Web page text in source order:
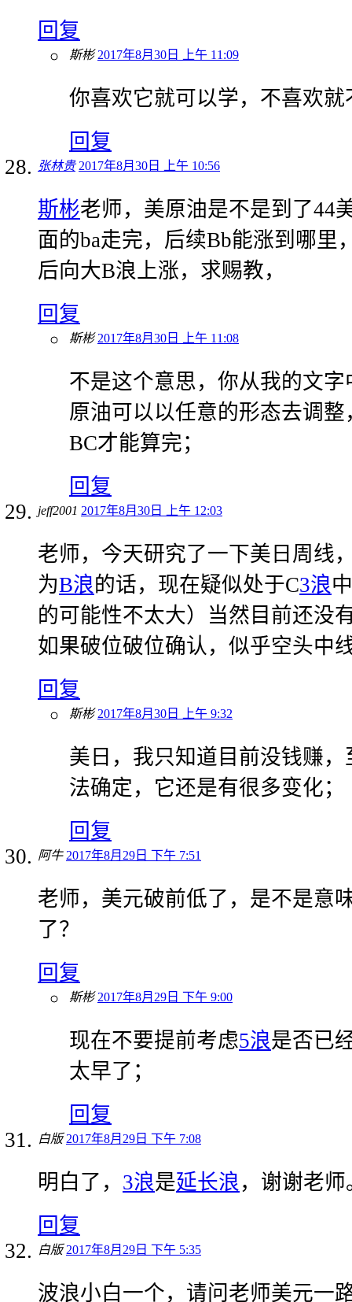
回复
斯彬 2017年8月30日 上午 11:09
你喜欢它就可以学，不喜欢就
回复
张林贵 2017年8月30日 上午 10:56
斯彬老师，美原油是不是到了44
面的ba走完，后续Bb能涨到哪里
后向大B浪上涨，求赐教，
回复
斯彬 2017年8月30日 上午 11:08
不是这个意思，你从我的文
原油可以以任意的形态去调
BC才能算完；
回复
jeff2001 2017年8月30日 上午 12:03
老师，今天研究了一下美日周线
为B浪的话，现在疑似处于C3浪
的可能性不太大）当然目前还没
如果破位破位确认，似乎空头中
回复
斯彬 2017年8月30日 上午 9:32
美日，我只知道目前没钱赚
法确定，它还是有很多变化；
回复
阿牛 2017年8月29日 下午 7:51
老师，美元破前低了，是不是意
了？
回复
斯彬 2017年8月29日 下午 9:00
现在不要提前考虑5浪是否已
太早了；
回复
白版 2017年8月29日 下午 7:08
明白了， 3浪是延长浪 ，谢谢老师
回复
白版 2017年8月29日 下午 5:35
波浪小白一个，请问老师美元一